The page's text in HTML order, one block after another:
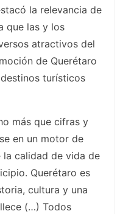
la relevancia de
que las y los
atractivos del
de Querétaro
turísticos
más que cifras y
en un motor de
la calidad de vida de
Querétaro es
cultura y una
(…) Todos